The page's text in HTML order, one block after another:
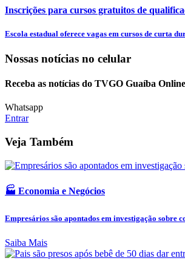
Inscrições para cursos gratuitos de
Escola estadual oferece vagas em cursos de curta
Nossas notícias no celular
Receba as notícias do TVGO Guaíba
Whatsapp
Entrar
Veja Também
🏭 Economia e Negócios
Empresários são apontados em investigação sobre
Saiba Mais